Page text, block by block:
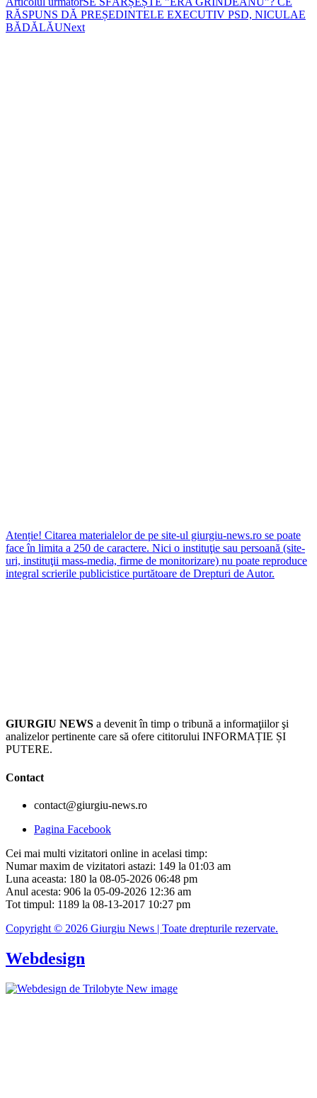
RĂSPUNS DĂ PREȘEDINTELE EXECUTIV PSD, NICULAE
BĂDĂLĂUNext
Atenție! Citarea materialelor de pe site-ul giurgiu-news.ro se poate
face în limita a 250 de caractere. Nici o instituţie sau persoană (site-
uri, instituţii mass-media, firme de monitorizare) nu poate reproduce
integral scrierile publicistice purtătoare de Drepturi de Autor.
GIURGIU NEWS a devenit în timp o tribună a informaţiilor şi
analizelor pertinente care să ofere cititorului INFORMAȚIE ȘI
PUTERE.
Contact
contact@giurgiu-news.ro
Pagina Facebook
Cei mai multi vizitatori online in acelasi timp:
Numar maxim de vizitatori astazi: 149 la 01:03 am
Luna aceasta: 180 la 08-05-2026 06:48 pm
Anul acesta: 906 la 05-09-2026 12:36 am
Tot timpul: 1189 la 08-13-2017 10:27 pm
Copyright © 2026 Giurgiu News | Toate drepturile rezervate.
Webdesign